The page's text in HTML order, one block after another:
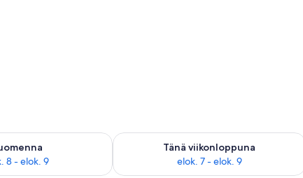
8 - elok. 9
saatavuus elok. 8 - elok. 9
Tänä viikonloppuna
elok. 7 - elok. 9
Tarkista tämän viikonlopun saatavuus